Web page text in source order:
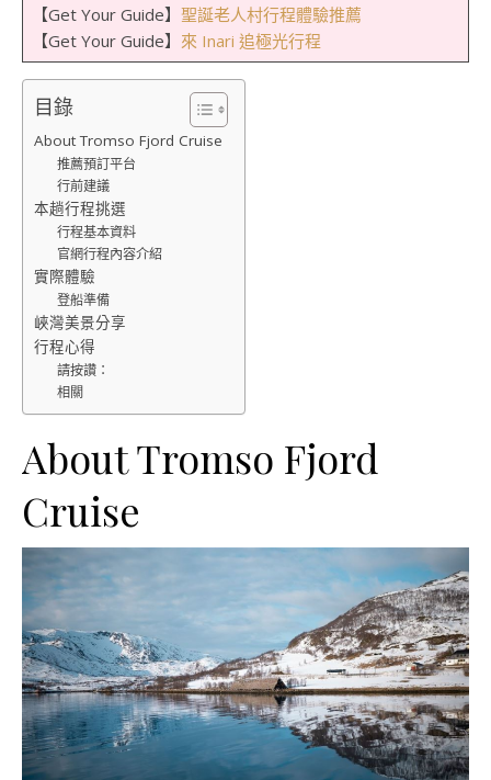
【Get Your Guide】 聖誕老人村行程體驗推薦
【Get Your Guide】 來 Inari 追極光行程
目錄
About Tromso Fjord Cruise
推薦預訂平台
行前建議
本趟行程挑選
行程基本資料
官網行程內容介紹
實際體驗
登船準備
峽灣美景分享
行程心得
請按讚：
相關
About Tromso Fjord
Cruise